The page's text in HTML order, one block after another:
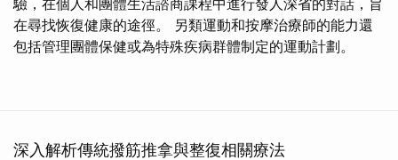
驗，在個人和團體生活諮商課程中進行發人深省的對話，旨
在尋找恢復健康的途徑。 另類運動和按摩治療師的能力還
包括管理團體保健或為特殊疾病群體制定的運動計劃。
深入解析傳統撥筋推拿與整復相關療法